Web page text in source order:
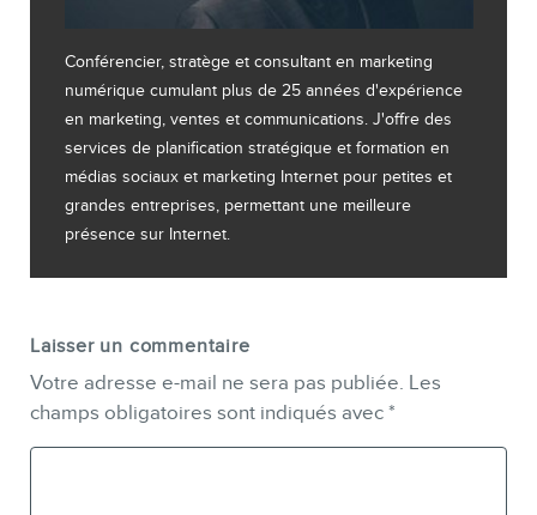
Conférencier, stratège et consultant en marketing
numérique cumulant plus de 25 années d'expérience
en marketing, ventes et communications. J'offre des
services de planification stratégique et formation en
médias sociaux et marketing Internet pour petites et
grandes entreprises, permettant une meilleure
présence sur Internet.
Laisser un commentaire
Votre adresse e-mail ne sera pas publiée. Les
champs obligatoires sont indiqués avec *